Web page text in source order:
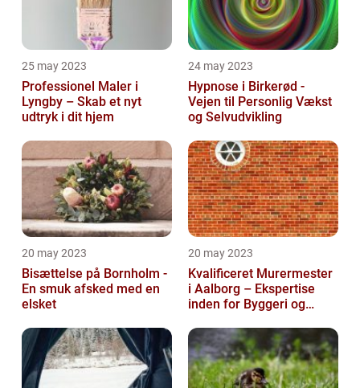
25 may 2023
Professionel Maler i
Lyngby – Skab et nyt
udtryk i dit hjem
24 may 2023
Hypnose i Birkerød -
Vejen til Personlig Vækst
og Selvudvikling
20 may 2023
Bisættelse på Bornholm -
En smuk afsked med en
elsket
20 may 2023
Kvalificeret Murermester
i Aalborg – Ekspertise
inden for Byggeri og